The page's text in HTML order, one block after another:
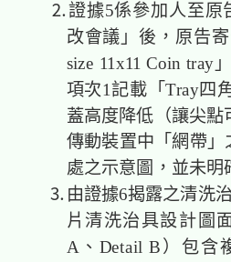
⒉證據5係參加人至原告
改會議」後，原告
size 11x11 Coin
項次1記載「Tray四
蓋高度降低（讓尖
傳動裝置中「網帶
處之示意圖，並未
⒊由證據6揭露之清洗治
片清洗治具設計圖
A、Detail B）包含